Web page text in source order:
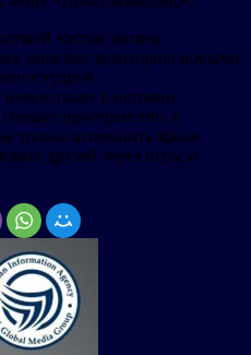
частью жизни
удивляет аудиторию новыми
главу в истории
пространство, в
только вспомнить яркие
друзей через игры и